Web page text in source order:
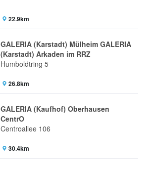
22.9km
GALERIA (Karstadt) Mülheim GALERIA
(Karstadt) Arkaden im RRZ
Humboldtring 5
26.8km
GALERIA (Kaufhof) Oberhausen
CentrO
Centroallee 106
30.4km